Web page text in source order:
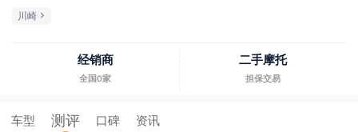
川崎
经销商
全国0家
二手摩托
担保交易
车型 测评 口碑 资讯